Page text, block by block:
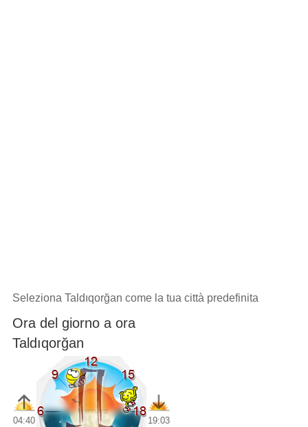
Seleziona Taldıqorğan come la tua città predefinita
Ora del giorno a ora
Taldıqorğan
04:40 19:03